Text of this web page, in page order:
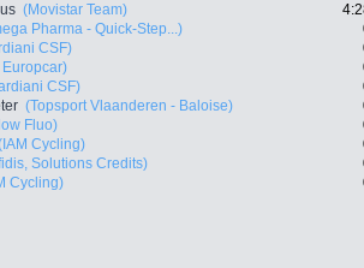
(Movistar Team)
Pharma - Quick-Step...)
CSF)
Europcar)
CSF)
(Topsport Vlaanderen - Baloise)
Fluo)
Cycling)
Solutions Credits)
Cycling)